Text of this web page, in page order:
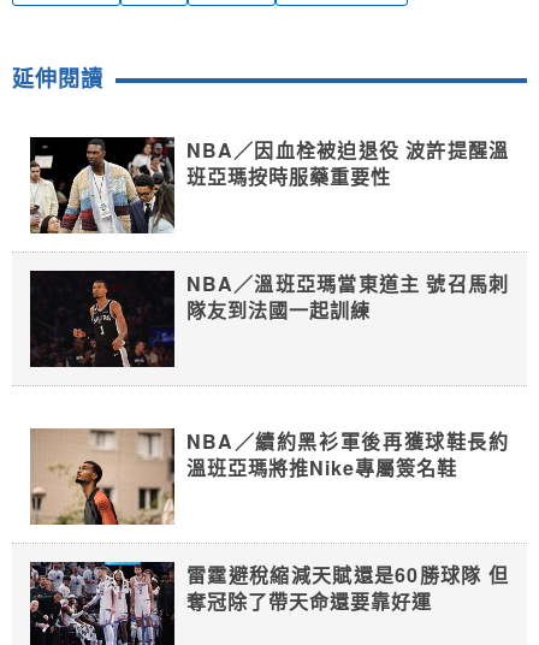
延伸閱讀
NBA／因血栓被迫退役 波許提醒溫
班亞瑪按時服藥重要性
NBA／溫班亞瑪當東道主 號召馬刺
隊友到法國一起訓練
NBA／續約黑衫軍後再獲球鞋長約
溫班亞瑪將推Nike專屬簽名鞋
雷霆避稅縮減天賦還是60勝球隊 但
奪冠除了帶天命還要靠好運